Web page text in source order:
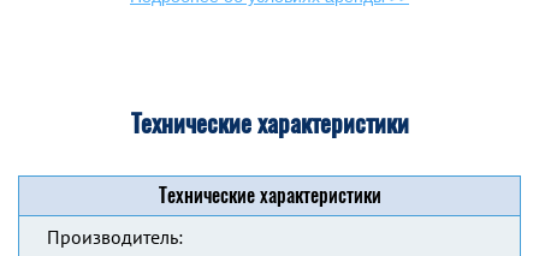
Технические характеристики
Технические характеристики
Производитель: